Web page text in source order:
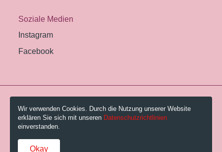
Soziale Medien
Instagram
Facebook
© 2026 Pestalozzi-Bibliothek Zürich.
Impressum
Gebühren und AGB
Wir verwenden Cookies. Durch die Nutzung unserer Website
erklären Sie sich mit unseren Datenschutzrichtlinien
einverstanden.
Okay